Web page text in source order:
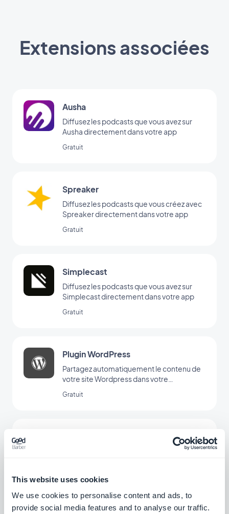
This website uses cookies
We use cookies to personalise content and ads, to
provide social media features and to analyse our traffic.
Extensions associées
Ausha
Diffusez les podcasts que vous avez sur
Ausha directement dans votre app
Gratuit
Spreaker
Diffusez les podcasts que vous créez avec
Spreaker directement dans votre app
Gratuit
Simplecast
Diffusez les podcasts que vous avez sur
Simplecast directement dans votre app
Gratuit
Plugin WordPress
Partagez automatiquement le contenu de
votre site Wordpress dans votre
Wordpress
Gratuit
Publiez automatiquement le contenu de
GoodBarber.
Gratuit